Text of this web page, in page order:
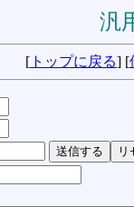
汎
[ トップに戻る] [